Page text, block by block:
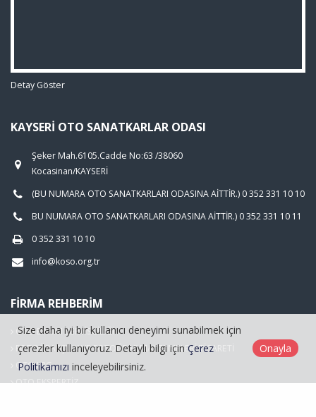
Detay Göster
KAYSERI OTO SANATKARLAR ODASI
Şeker Mah.6105.Cadde No:63 /38060
Kocasinan/KAYSERİ
(BU NUMARA OTO SANATKARLARI ODASINA AİTTİR.) 0 352 331 10 10
BU NUMARA OTO SANATKARLARI ODASINA AİTTİR.) 0 352 331 10 11
0 352 331 10 10
info@koso.org.tr
FIRMA REHBERIM
OTO BAKIM SERVİSCİLİĞİ
FOTOĞRAFÇILIK VE FOTOĞRAF MALZEMELERİ TİCARETİ
OTO LPG
OTO EKSPERTİZ
Size daha iyi bir kullanıcı deneyimi sunabilmek için
çerezler kullanıyoruz. Detaylı bilgi için Çerez
Politikamızı inceleyebilirsiniz.
Onayla